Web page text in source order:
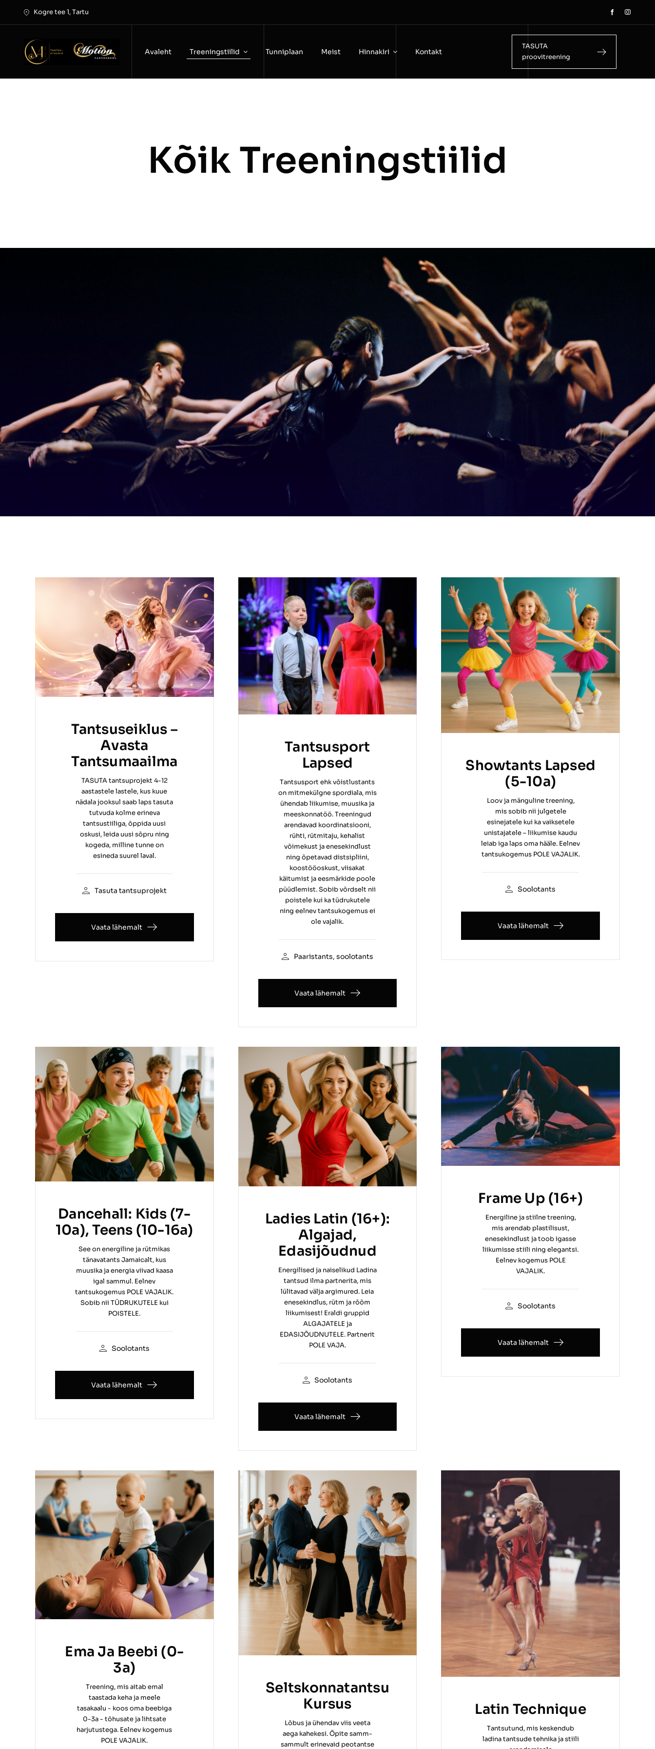
Kogre tee 1, Tartu
Avaleht Treeningstiilid Tunniplaan Meist Hinnakiri Kontakt
TASUTA
proovitreening
Kõik Treeningstiilid
Tantsuseiklus –
Avasta
Tantsumaailma
TASUTA tantsuprojekt 4-12
aastastele lastele, kus kuue
nädala jooksul saab laps tasuta
tutvuda kolme erineva
tantsustiiliga, õppida uusi
oskusi, leida uusi sõpru ning
kogeda, milline tunne on
esineda suurel laval.
Tasuta tantsuprojekt
Vaata lähemalt
Tantsusport
Lapsed
Tantsusport ehk võistlustants
on mitmekülgne spordiala, mis
ühendab liikumise, muusika ja
meeskonnatöö. Treeningud
arendavad koordinatsiooni,
rühti, rütmitaju, kehalist
võimekust ja enesekindlust
ning õpetavad distsipliini,
koostööoskust, viisakat
käitumist ja eesmärkide poole
püüdlemist. Sobib võrdselt nii
poistele kui ka tüdrukutele
ning eelnev tantsukogemus ei
ole vajalik.
Paaristants, soolotants
Vaata lähemalt
Showtants Lapsed
(5-10a)
Loov ja mänguline treening,
mis sobib nii julgetele
esinejatele kui ka vaiksetele
unistajatele – liikumise kaudu
leiab iga laps oma hääle. Eelnev
tantsukogemus POLE VAJALIK.
Soolotants
Vaata lähemalt
Dancehall: Kids (7-
10a), Teens (10-16a)
See on energiline ja rütmikas
tänavatants Jamaicalt, kus
muusika ja energia viivad kaasa
igal sammul. Eelnev
tantsukogemus POLE VAJALIK.
Sobib nii TÜDRUKUTELE kui
POISTELE.
Soolotants
Vaata lähemalt
Ladies Latin (16+):
Algajad,
Edasijõudnud
Energilised ja naiselikud Ladina
tantsud ilma partnerita, mis
lülitavad välja argimured. Leia
enesekindlus, rütm ja rõõm
liikumisest! Eraldi gruppid
ALGAJATELE ja
EDASIJÕUDNUTELE. Partnerit
POLE VAJA.
Soolotants
Vaata lähemalt
Frame Up (16+)
Energiline ja stiilne treening,
mis arendab plastilisust,
enesekindlust ja toob igasse
liikumisse stiili ning elegantsi.
Eelnev kogemus POLE
VAJALIK.
Soolotants
Vaata lähemalt
Ema Ja Beebi (0-
3a)
Treening, mis aitab emal
taastada keha ja meele
tasakaalu - koos oma beebiga
0-3a - tõhusate ja lihtsate
harjutustega. Eelnev kogemus
POLE VAJALIK.
Seltskonnatantsu
Kursus
Lõbus ja ühendav viis veeta
aega kahekesi. Õpite samm-
sammult erinevaid peotantse
Latin Technique
Tantsutund, mis keskendub
ladina tantsude tehnika ja stiili